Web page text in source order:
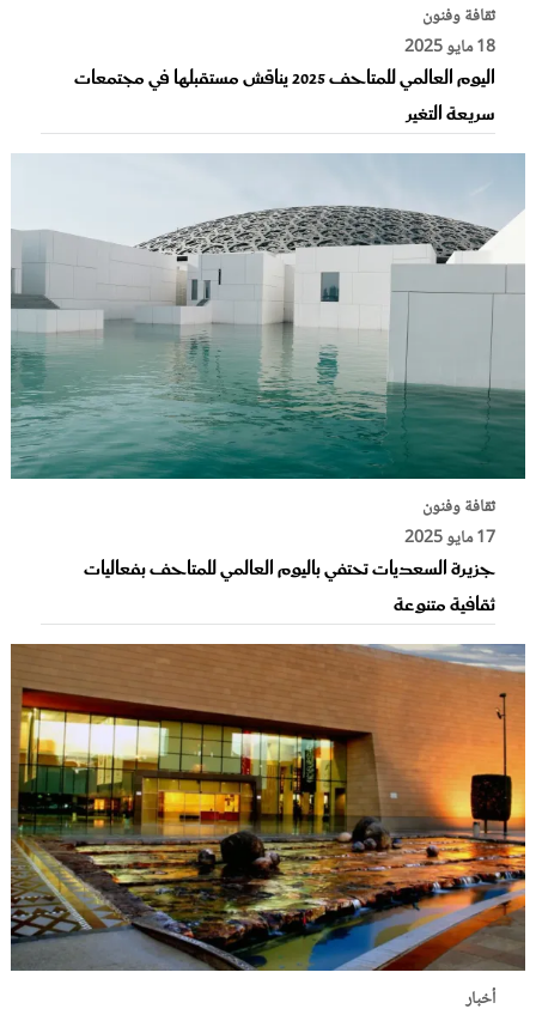
ثقافة وفنون
18 مايو 2025
اليوم العالمي للمتاحف 2025 يناقش مستقبلها في مجتمعات
سريعة التغير
ثقافة وفنون
17 مايو 2025
جزيرة السعديات تحتفي باليوم العالمي للمتاحف بفعاليات
ثقافية متنوعة
أخبار